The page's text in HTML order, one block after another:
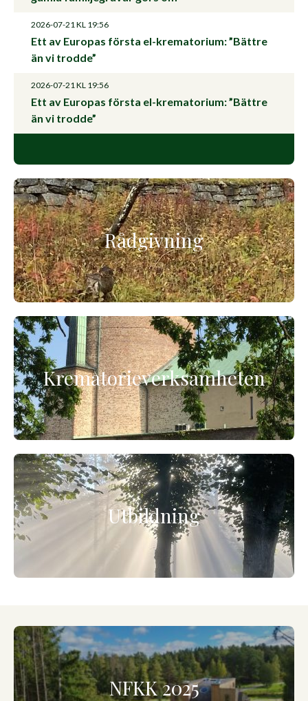
2026-07-21KL 19:56
Ett av Europas första el-krematorium: ”Bättre
än vi trodde”
2026-07-21KL 19:56
Ett av Europas första el-krematorium: ”Bättre
än vi trodde”
Rådgivning
Krematorieverksamheten
Utbildning
NFKK 2025